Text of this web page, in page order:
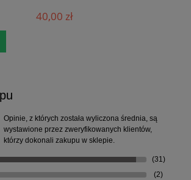
40,00 zł
Opinie, z których została wyliczona średnia, są
wystawione przez zweryfikowanych klientów,
którzy dokonali zakupu w sklepie.
(31)
(2)